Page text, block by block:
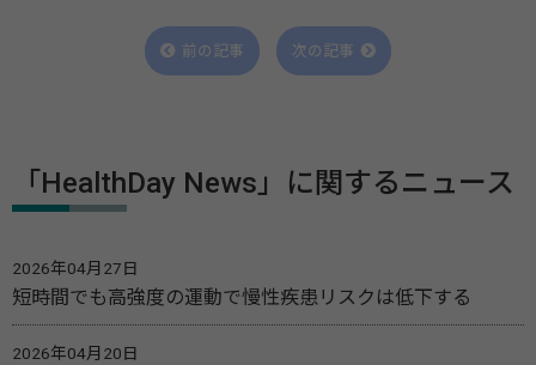
前の記事 次の記事
「HealthDay News」に関するニュース
2026年04月27日
短時間でも高強度の運動で慢性疾患リスクは低下する
2026年04月20日